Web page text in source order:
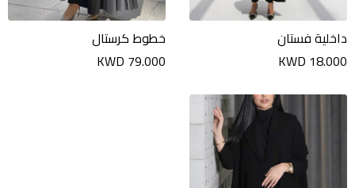
داخلية فستان
KWD 18.000
خطوط كرستال
KWD 79.000